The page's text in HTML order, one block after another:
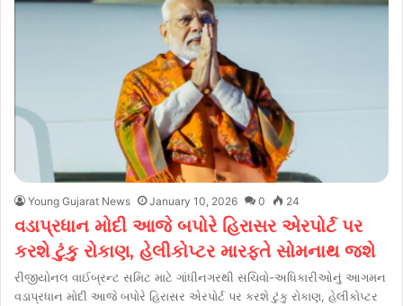
Young Gujarat News January 10, 2026 0 24
વડાપ્રધાન મોદી આજે બપોરે હિરાસર એરપોર્ટ પર
કરશે ટુંકુ રોકાણ, હેલીકોપ્ટર મારફતે સોમનાથ જશે
રીજીયોનલ વાઈબ્રન્ટ સમિટ માટે ગાંધીનગરથી સચિવો-અધિકારીઓનું આગમન
વડાપ્રધાન મોદી આજે બપોરે હિરાસર એરપોર્ટ પર કરશે ટુંકુ રોકાણ, હેલીકોપ્ટર